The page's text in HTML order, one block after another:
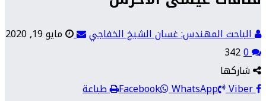
الباحث المهندس: غسان الشيخ الخفاجي
مايو 19, 2020
0
شاركها
Facebook
WhatsApp Viber طباعة